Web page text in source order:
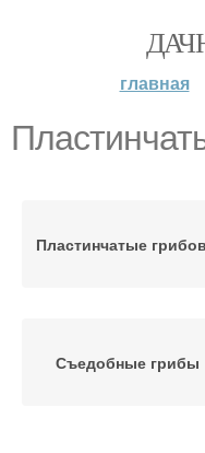
главная
Пластинчатые
Съедобные грибы